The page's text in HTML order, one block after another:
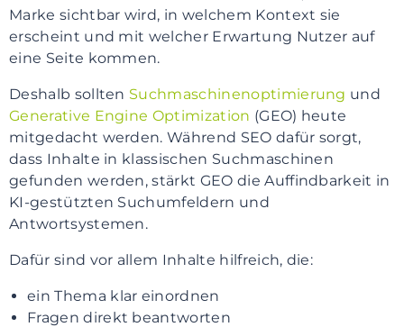
Marke sichtbar wird, in welchem Kontext sie
erscheint und mit welcher Erwartung Nutzer auf
eine Seite kommen.
Deshalb sollten Suchmaschinenoptimierung und
Generative Engine Optimization (GEO) heute
mitgedacht werden. Während SEO dafür sorgt,
dass Inhalte in klassischen Suchmaschinen
gefunden werden, stärkt GEO die Auffindbarkeit in
KI-gestützten Suchumfeldern und
Antwortsystemen.
Dafür sind vor allem Inhalte hilfreich, die:
ein Thema klar einordnen
Fragen direkt beantworten